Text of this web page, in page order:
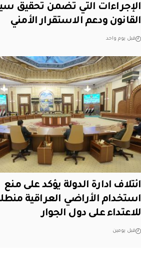
الإجراءات التي تضمن تحقيق
القانون ودعم الاستقرار الأمني
قبل يوم واحد
ائتلاف ادارة الدولة يؤكد على منع
استخدام الأراضي العراقية
للاعتداء على دول الجوار
قبل يومين